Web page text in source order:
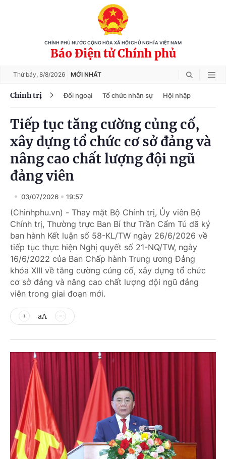
CHÍNH PHỦ NƯỚC CỘNG HÒA XÃ HỘI CHỦ NGHĨA VIỆT NAM
Báo Điện tử Chính phủ
Thứ bảy, 8/8/2026 MỚI NHẤT
Chính trị Đối ngoại Tổ chức nhân sự Hội nhập
Tiếp tục tăng cường củng cố,
xây dựng tổ chức cơ sở đảng và
nâng cao chất lượng đội ngũ
đảng viên
03/07/2026 19:57
(Chinhphu.vn) - Thay mặt Bộ Chính trị, Ủy viên Bộ
Chính trị, Thường trực Ban Bí thư Trần Cẩm Tú đã ký
ban hành Kết luận số 58-KL/TW ngày 26/6/2026 về
tiếp tục thực hiện Nghị quyết số 21-NQ/TW, ngày
16/6/2022 của Ban Chấp hành Trung ương Đảng
khóa XIII về tăng cường củng cố, xây dựng tổ chức
cơ sở đảng và nâng cao chất lượng đội ngũ đảng
viên trong giai đoạn mới.
aA